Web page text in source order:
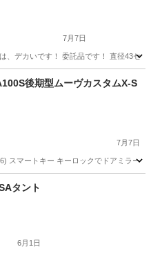
7月7日
、デカいです！ 委託品です！ 直径43セ
ミッキーマウス
後期型ムーヴカスタムX-S
7月7日
スマートキー キーロックでドアミラー
車両
タント
6月1日